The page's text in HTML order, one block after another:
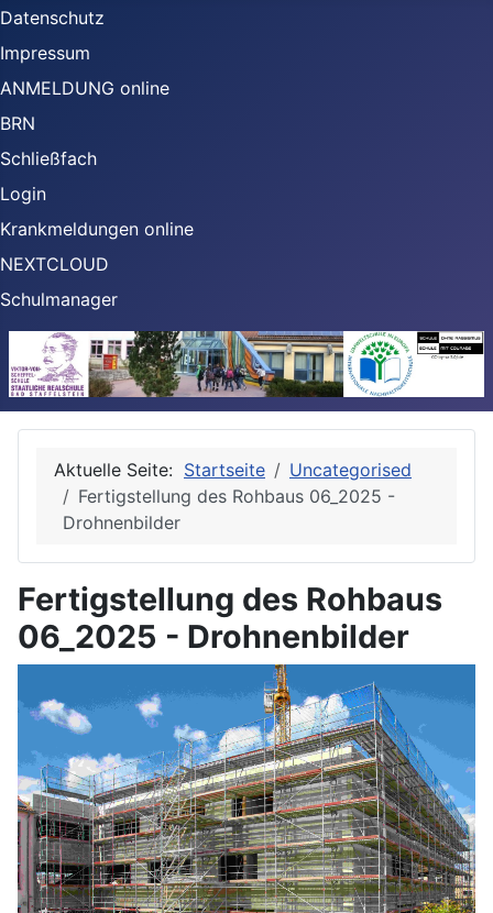
Datenschutz
Impressum
ANMELDUNG online
BRN
Schließfach
Login
Krankmeldungen online
NEXTCLOUD
Schulmanager
Aktuelle Seite: Startseite
Uncategorised
Fertigstellung des Rohbaus 06_2025 -
Drohnenbilder
Fertigstellung des Rohbaus
06_2025 - Drohnenbilder